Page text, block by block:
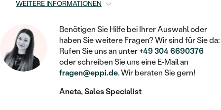
MIT FÜLLUNG
IM SET
NACH PREIS
EINFASSEN
FARBIGE DIAMANTEN ZUM EINFASSEN
BROSCHEN
SCHMUCKZUBEHÖR
NACH MATERIAL
KINDER
PIERCINGS
NACH STEIN
KETTEN
HERZKETTEN
MIT TIEREN
SIEGELRINGE
PERSONALISIERT
NACH EDELSTEIN
WEITERE INFORMATIONEN
Benötigen Sie Hilfe bei Ihrer Auswahl oder
haben Sie weitere Fragen? Wir sind für Sie da:
Rufen Sie uns an unter+49 304 6690376
oder schreiben Sie uns eine E-Mail an
fragen@eppi.de. Wir beraten Sie gern!
Aneta, Sales Specialist